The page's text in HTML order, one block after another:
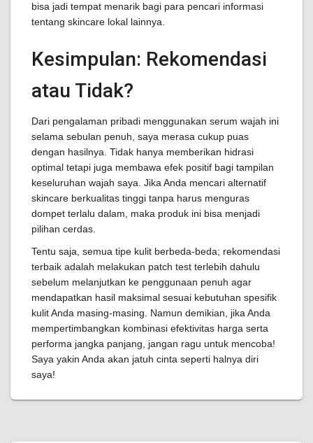
bisa jadi tempat menarik bagi para pencari informasi
tentang skincare lokal lainnya.
Kesimpulan: Rekomendasi
atau Tidak?
Dari pengalaman pribadi menggunakan serum wajah ini
selama sebulan penuh, saya merasa cukup puas
dengan hasilnya. Tidak hanya memberikan hidrasi
optimal tetapi juga membawa efek positif bagi tampilan
keseluruhan wajah saya. Jika Anda mencari alternatif
skincare berkualitas tinggi tanpa harus menguras
dompet terlalu dalam, maka produk ini bisa menjadi
pilihan cerdas.
Tentu saja, semua tipe kulit berbeda-beda; rekomendasi
terbaik adalah melakukan patch test terlebih dahulu
sebelum melanjutkan ke penggunaan penuh agar
mendapatkan hasil maksimal sesuai kebutuhan spesifik
kulit Anda masing-masing. Namun demikian, jika Anda
mempertimbangkan kombinasi efektivitas harga serta
performa jangka panjang, jangan ragu untuk mencoba!
Saya yakin Anda akan jatuh cinta seperti halnya diri
saya!